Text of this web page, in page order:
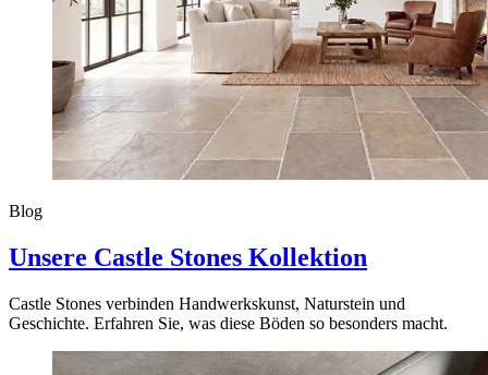
Blog
Unsere Castle Stones Kollektion
Castle Stones verbinden Handwerkskunst, Naturstein und
Geschichte. Erfahren Sie, was diese Böden so besonders macht.